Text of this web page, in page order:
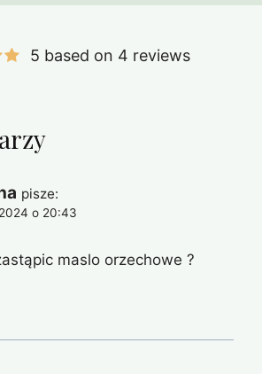
5 based on 4 reviews
pisze:
o 20:43
maslo orzechowe ?